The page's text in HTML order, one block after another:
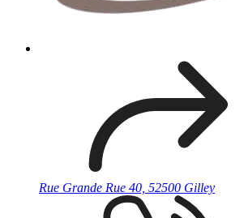
Rue Grande Rue 40, 52500 Gilley